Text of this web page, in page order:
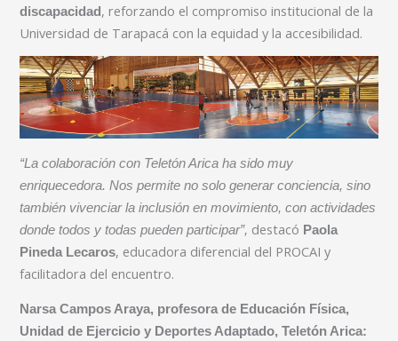
discapacidad , reforzando el compromiso institucional de la
Universidad de Tarapacá con la equidad y la accesibilidad.
“La colaboración con Teletón Arica ha sido muy
enriquecedora. Nos permite no solo generar conciencia, sino
también vivenciar la inclusión en movimiento, con actividades
donde todos y todas pueden participar”, destacó Paola
Pineda Lecaros, educadora diferencial del PROCAI y
facilitadora del encuentro.
Narsa Campos Araya, profesora de Educación Física,
Unidad de Ejercicio y Deportes Adaptado, Teletón Arica: